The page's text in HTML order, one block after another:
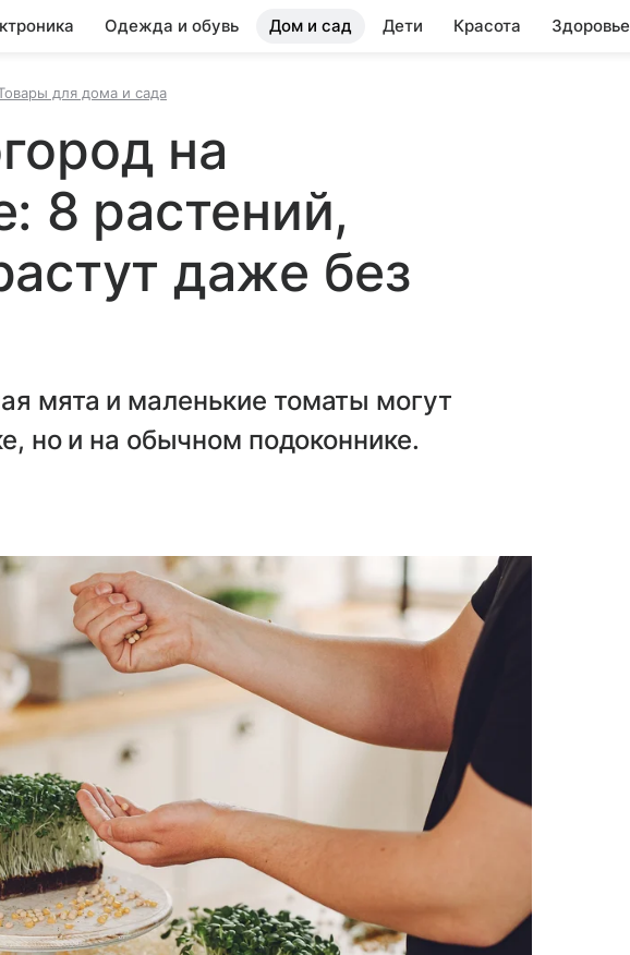
Одежда и обувь Дом и сад Дети Красота Здоровье
для дома и сада
на
8 растений,
даже без
мята и маленькие томаты могут
но и на обычном подоконнике.